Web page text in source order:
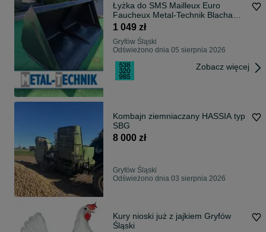
Łyżka do SMS Mailleux Euro
Faucheux Metal-Technik Blacha
5mm HARDOX * Dostawa cała
producenta * Dostępna od ręki!
1 049 zł
Gryfów Śląski
Odświeżono dnia 05 sierpnia 2026
Zobacz więcej
Kombajn ziemniaczany HASSIA typ
SBG
8 000 zł
Gryfów Śląski
Odświeżono dnia 03 sierpnia 2026
Kury nioski już z jajkiem Gryfów
Śląski